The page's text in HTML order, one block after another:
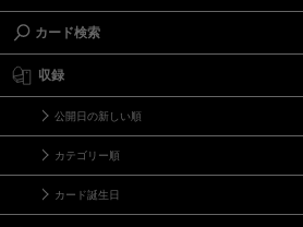
カード検索
収録
公開日の新しい順
カテゴリー順
カード誕生日